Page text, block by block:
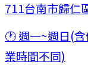
711台南市歸仁
🕐週一~週日(
業時間不同)